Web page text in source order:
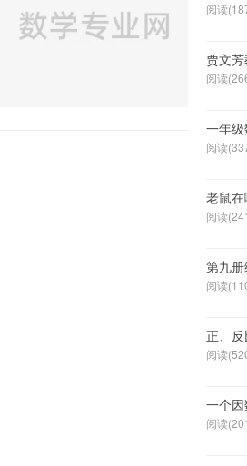
阅读
贾文
阅读
一年
阅读
老鼠在
阅读
第九
阅读
正、
阅读
一个因
阅读